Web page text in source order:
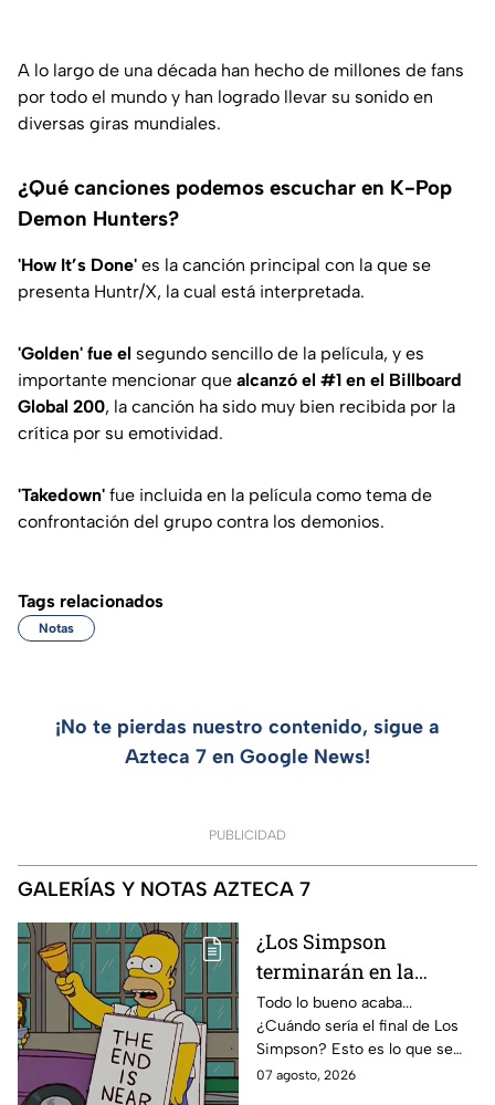
A lo largo de una década han hecho de millones de fans
por todo el mundo y han logrado llevar su sonido en
diversas giras mundiales.
¿Qué canciones podemos escuchar en K-Pop
Demon Hunters?
'How It’s Done' es la canción principal con la que se
presenta Huntr/X, la cual está interpretada.
'Golden' fue el segundo sencillo de la película, y es
importante mencionar que alcanzó el #1 en el Billboard
Global 200, la canción ha sido muy bien recibida por la
crítica por su emotividad.
'Takedown' fue incluida en la película como tema de
confrontación del grupo contra los demonios.
Tags relacionados
Notas
¡No te pierdas nuestro contenido, sigue a
Azteca 7 en Google News!
PUBLICIDAD
GALERÍAS Y NOTAS AZTECA 7
¿Los Simpson
terminarán en la
temporada 40? Actriz
de Bart Simpson da
IMPACTANTE
declaración
Todo lo bueno acaba...
¿Cuándo sería el final de Los
Simpson? Esto es lo que se
sabe:
07 agosto, 2026